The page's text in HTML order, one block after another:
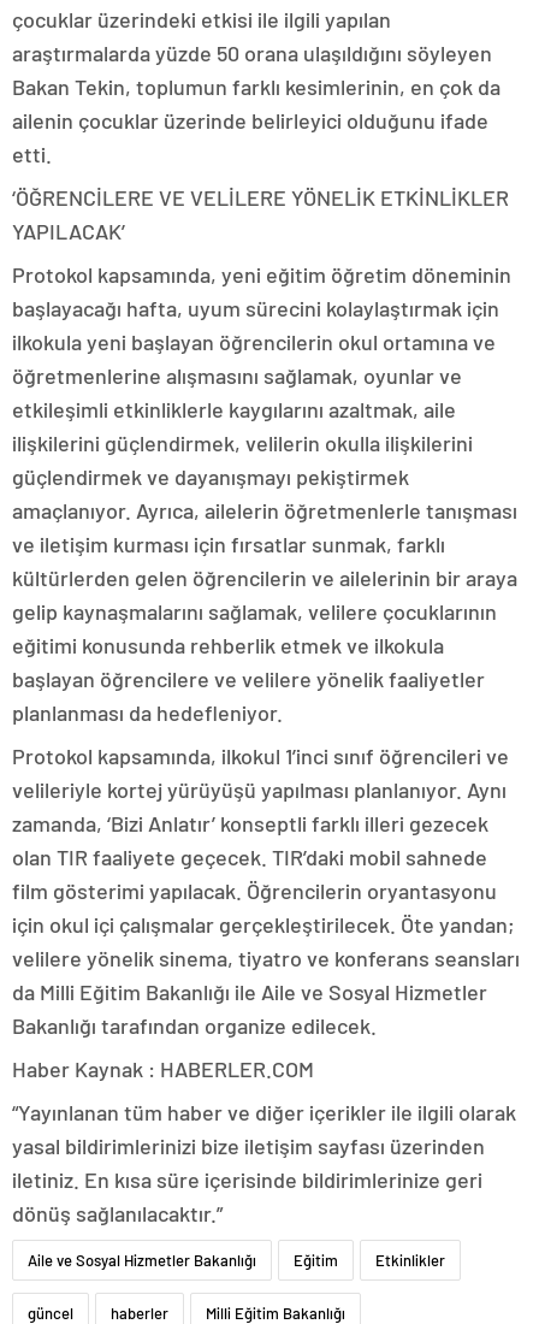
çocuklar üzerindeki etkisi ile ilgili yapılan
araştırmalarda yüzde 50 orana ulaşıldığını söyleyen
Bakan Tekin, toplumun farklı kesimlerinin, en çok da
ailenin çocuklar üzerinde belirleyici olduğunu ifade
etti.
‘ÖĞRENCİLERE VE VELİLERE YÖNELİK ETKİNLİKLER
YAPILACAK’
Protokol kapsamında, yeni eğitim öğretim döneminin
başlayacağı hafta, uyum sürecini kolaylaştırmak için
ilkokula yeni başlayan öğrencilerin okul ortamına ve
öğretmenlerine alışmasını sağlamak, oyunlar ve
etkileşimli etkinliklerle kaygılarını azaltmak, aile
ilişkilerini güçlendirmek, velilerin okulla ilişkilerini
güçlendirmek ve dayanışmayı pekiştirmek
amaçlanıyor. Ayrıca, ailelerin öğretmenlerle tanışması
ve iletişim kurması için fırsatlar sunmak, farklı
kültürlerden gelen öğrencilerin ve ailelerinin bir araya
gelip kaynaşmalarını sağlamak, velilere çocuklarının
eğitimi konusunda rehberlik etmek ve ilkokula
başlayan öğrencilere ve velilere yönelik faaliyetler
planlanması da hedefleniyor.
Protokol kapsamında, ilkokul 1’inci sınıf öğrencileri ve
velileriyle kortej yürüyüşü yapılması planlanıyor. Aynı
zamanda, ‘Bizi Anlatır’ konseptli farklı illeri gezecek
olan TIR faaliyete geçecek. TIR’daki mobil sahnede
film gösterimi yapılacak. Öğrencilerin oryantasyonu
için okul içi çalışmalar gerçekleştirilecek. Öte yandan;
velilere yönelik sinema, tiyatro ve konferans seansları
da Milli Eğitim Bakanlığı ile Aile ve Sosyal Hizmetler
Bakanlığı tarafından organize edilecek.
Haber Kaynak : HABERLER.COM
“Yayınlanan tüm haber ve diğer içerikler ile ilgili olarak
yasal bildirimlerinizi bize iletişim sayfası üzerinden
iletiniz. En kısa süre içerisinde bildirimlerinize geri
dönüş sağlanılacaktır.”
Aile ve Sosyal Hizmetler Bakanlığı Eğitim Etkinlikler
güncel haberler Milli Eğitim Bakanlığı